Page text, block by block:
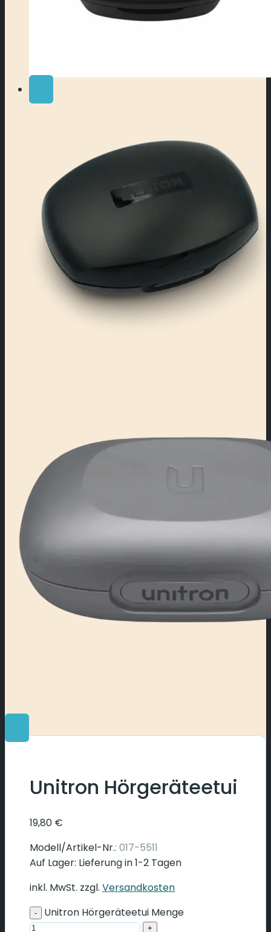
Unitron Hörgeräteetui
19,80 €
Modell/Artikel-Nr.: 017-5511
Auf Lager: Lieferung in 1-2 Tagen
inkl. MwSt. zzgl. Versandkosten
Unitron Hörgeräteetui Menge